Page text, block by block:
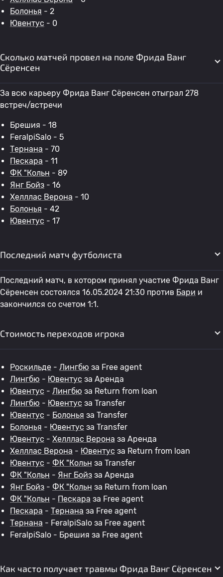
Болонья - 2
Ювентус - 0
Сколько матчей провел на поле Фрида Ванг
Сёренсен
За всю карьеру Фрида Ванг Сёренсен отыграл 278
встреч/встречи
Брешия - 18
FeralpiSalo - 5
Тернана - 70
Пескара - 11
ФК "Кольн - 89
Янг Бойз - 16
Хелллас Верона - 10
Болонья - 42
Ювентус - 17
Последний матч футболиста
Последний матч, в котором принял участие Фрида Ванг
Сёренсен состоялся 16.05.2024 21:30 против Бари и
закончился со счетом 1:1.
Стоимость переходов игрока
Роскильде - Лингбю за Free agent
Лингбю - Ювентус за Аренда
Ювентус - Лингбю за Return from loan
Лингбю - Ювентус за Transfer
Ювентус - Болонья за Transfer
Болонья - Ювентус за Transfer
Ювентус - Хелллас Верона за Аренда
Хелллас Верона - Ювентус за Return from loan
Ювентус - ФК "Кольн за Transfer
ФК "Кольн - Янг Бойз за Аренда
Янг Бойз - ФК "Кольн за Return from loan
ФК "Кольн - Пескара за Free agent
Пескара - Тернана за Free agent
Тернана - FeralpiSalo за Free agent
FeralpiSalo - Брешия за Free agent
Как часто получает травмы Фрида Ванг Сёренсен